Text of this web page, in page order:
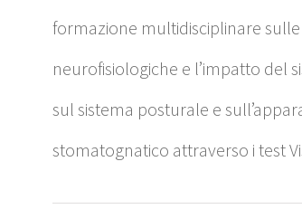
formazione multidisciplinare
neurofisiologiche e l’impatto del
sul sistema posturale e
stomatognatico attraverso i test